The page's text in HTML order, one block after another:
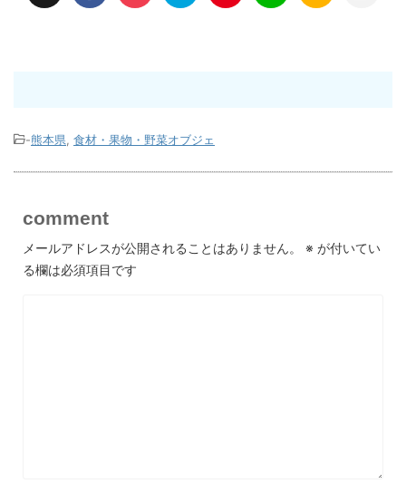
-熊本県 食材・果物・野菜オブジェ
comment
メールアドレスが公開されることはありません。 ※ が付いてい
る欄は必須項目です